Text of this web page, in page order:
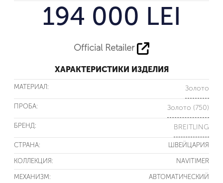
194 000 LEI
Official Retailer
ХАРАКТЕРИСТИКИ ИЗДЕЛИЯ
МАТЕРИАЛ: Золото
ПРОБА: Золото (750)
БРЕНД: BREITLING
СТРАНА: ШВЕЙЦАРИЯ
КОЛЛЕКЦИЯ: NAVITIMER
МЕХАНИЗМ: АВТОМАТИЧЕСКИЙ